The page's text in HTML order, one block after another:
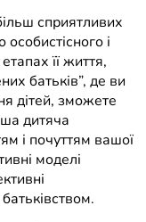
сприятливих
і
її життя,
батьків”, де ви
дітей, зможете
дитяча
і почуттям вашої
моделі